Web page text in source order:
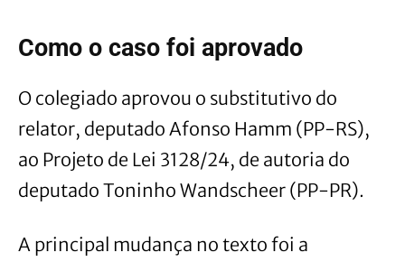
Como o caso foi aprovado
O colegiado aprovou o substitutivo do
relator, deputado Afonso Hamm (PP-RS),
ao Projeto de Lei 3128/24, de autoria do
deputado Toninho Wandscheer (PP-PR).
A principal mudança no texto foi a